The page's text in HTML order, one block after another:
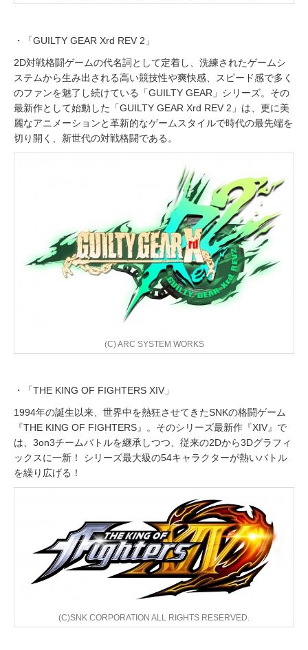
・「GUILTY GEAR Xrd REV 2」
2D対戦格闘ゲームの代名詞として定着し、洗練されたゲームシ
ステムから生み出される高い競技性や爽快感、スピード感で多く
のファンを魅了し続けている「GUILTY GEAR」シリーズ。その
最新作として始動した「GUILTY GEAR Xrd REV 2」は、更に美
麗なアニメーションと革新的なゲームスタイルで時代の最先端を
切り開く、新世代の対戦格闘である。
(C) ARC SYSTEM WORKS
・「THE KING OF FIGHTERS XIV」
1994年の誕生以来、世界中を熱狂させてきたSNKの格闘ゲーム
『THE KING OF FIGHTERS』。そのシリーズ最新作『XIV』で
は、3on3チームバトルを継承しつつ、従来の2Dから3Dグラフィ
ックスに一新！ シリーズ最大級の54キャラクターが熱いバトル
を繰り広げる！
(C)SNK CORPORATION ALL RIGHTS RESERVED.